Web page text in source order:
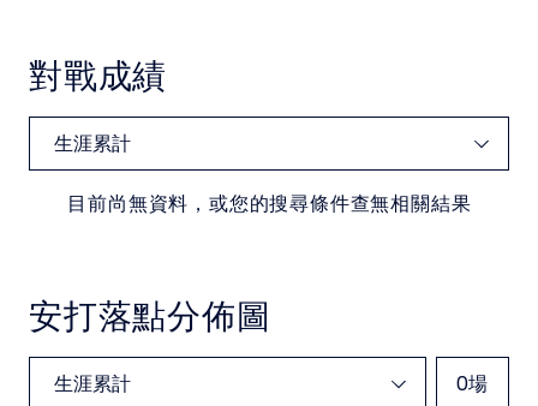
對戰成績
目前尚無資料，或您的搜尋條件查無相關結果
安打落點分佈圖
0場